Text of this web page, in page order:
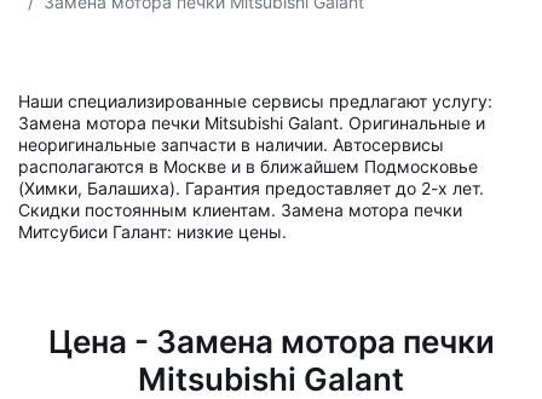
Наши специализированные сервисы предлагают услугу:
Замена мотора печки Mitsubishi Galant. Оригинальные и
неоригинальные запчасти в наличии. Автосервисы
располагаются в Москве и в ближайшем Подмосковье
(Химки, Балашиха). Гарантия предоставляет до 2-х лет.
Скидки постоянным клиентам. Замена мотора печки
Митсубиси Галант: низкие цены.
Цена - Замена мотора печки
Mitsubishi Galant